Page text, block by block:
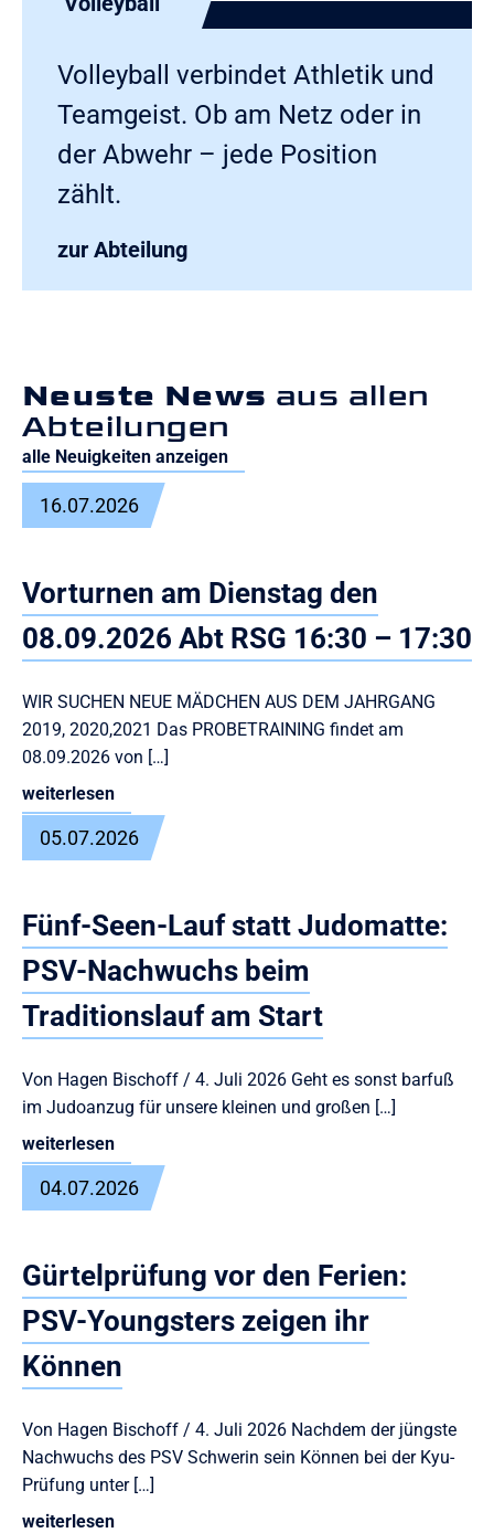
Volleyball verbindet Athletik und
Teamgeist. Ob am Netz oder in
der Abwehr – jede Position
zählt.
zur Abteilung
Neuste News aus allen
Abteilungen
alle Neuigkeiten anzeigen
16.07.2026
Vorturnen am Dienstag den
08.09.2026 Abt RSG 16:30 – 17:30
WIR SUCHEN NEUE MÄDCHEN AUS DEM JAHRGANG
2019, 2020,2021 Das PROBETRAINING findet am
08.09.2026 von […]
weiterlesen
05.07.2026
Fünf-Seen-Lauf statt Judomatte:
PSV-Nachwuchs beim
Traditionslauf am Start
Von Hagen Bischoff / 4. Juli 2026 Geht es sonst barfuß
im Judoanzug für unsere kleinen und großen […]
weiterlesen
04.07.2026
Gürtelprüfung vor den Ferien:
PSV-Youngsters zeigen ihr
Können
Von Hagen Bischoff / 4. Juli 2026 Nachdem der jüngste
Nachwuchs des PSV Schwerin sein Können bei der Kyu-
Prüfung unter […]
weiterlesen